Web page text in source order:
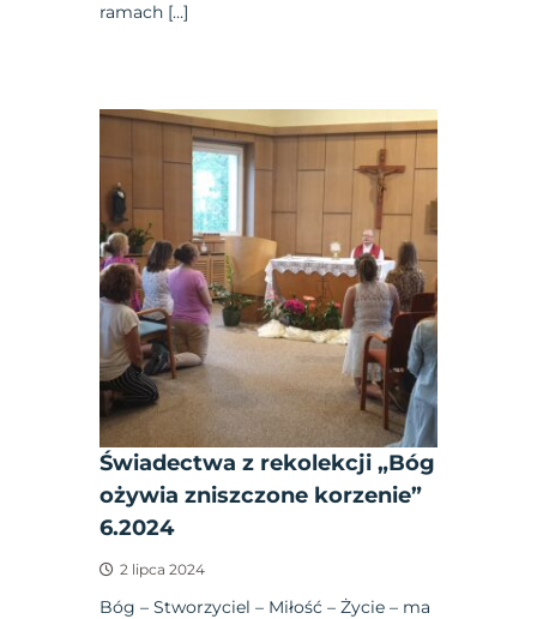
ramach […]
Świadectwa z rekolekcji „Bóg
ożywia zniszczone korzenie”
6.2024
2 lipca 2024
Bóg – Stworzyciel – Miłość – Życie – ma